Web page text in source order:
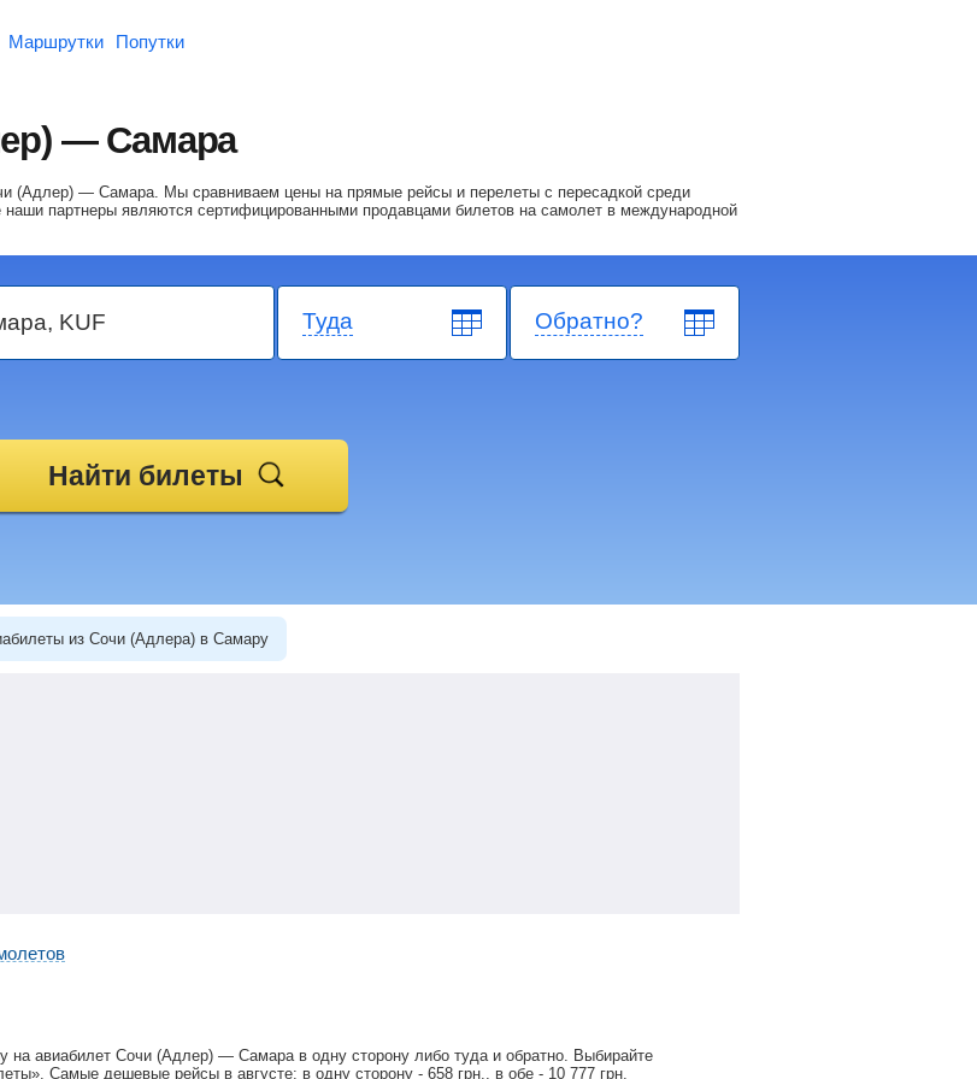
Маршрутки Попутки
— Самара
(Адлер) — Самара. Мы сравниваем цены на прямые рейсы и перелеты с пересадкой среди
наши партнеры являются сертифицированными продавцами билетов на самолет в международной
Туда Обратно?
Найти билеты
из Сочи (Адлера) в Самару
на авиабилет Сочи (Адлер) — Самара в одну сторону либо туда и обратно. Выбирайте
Самые дешевые рейсы в августе: в одну сторону - 658 грн., в обе - 10 777 грн.